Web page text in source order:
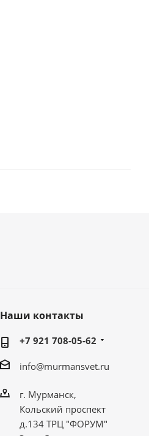
Наши контакты
+7 921 708-05-62
info@murmansvet.ru
г. Мурманск,
Кольский проспект
д.134 ТРЦ "ФОРУМ"